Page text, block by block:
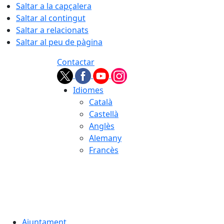
Saltar a la capçalera
Saltar al contingut
Saltar a relacionats
Saltar al peu de pàgina
Contactar
Idiomes
Català
Castellà
Anglès
Alemany
Francès